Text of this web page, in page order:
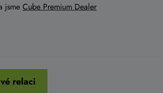
jsme Cube Premium Dealer
relaci